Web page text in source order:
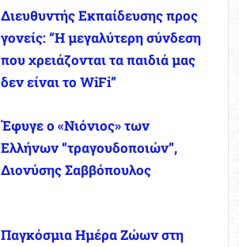
Διευθυντής Εκπαίδευσης προς
γονείς: “Η μεγαλύτερη σύνδεση
που χρειάζονται τα παιδιά μας
δεν είναι το WiFi”
Έφυγε ο «Νιόνιος» των
Ελλήνων “τραγουδοποιών”,
Διονύσης Σαββόπουλος
Παγκόσμια Ημέρα Ζώων στη